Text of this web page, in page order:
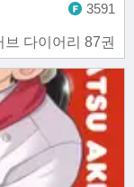
브 다이어리 87권
3591